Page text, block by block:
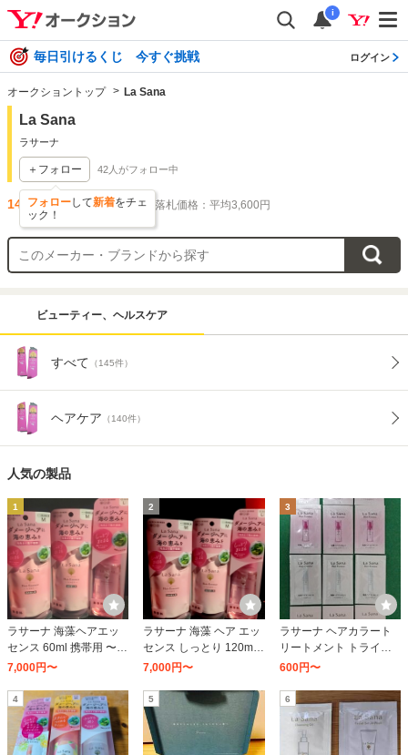
i
毎日引けるくじ 今すぐ挑戦 ログイン
オークショントップ La Sana
La Sana
ラサーナ
＋フォロー
フォローして新着をチェ
ック！
42 人がフォロー中
145件出品されています 落札価格：平均3,600円
ビューティー、ヘルスケア
すべて （145件）
ヘアケア （140件）
人気の製品
1
ラサーナ 海藻ヘアエッ
センス 60ml 携帯用 〜洗
い流さないタイプ〜
7,000円〜
2
ラサーナ 海藻 ヘア エッ
センス しっとり 120ml×
1
7,000円〜
3
ラサーナ ヘアカラート
リートメント トライア
ルセット
600円〜
4 5 6